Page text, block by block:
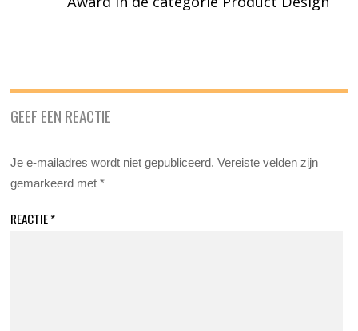
GEEF EEN REACTIE
Je e-mailadres wordt niet gepubliceerd. Vereiste velden zijn
gemarkeerd met*
REACTIE*